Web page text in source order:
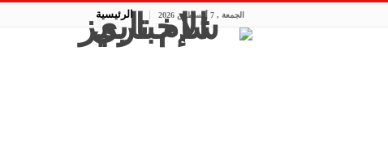
الجمعة , 7 أغسطس 2026 الرئيسية